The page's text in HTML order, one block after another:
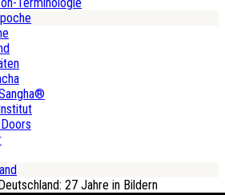
Terminologie
27 Jahre in Bildern